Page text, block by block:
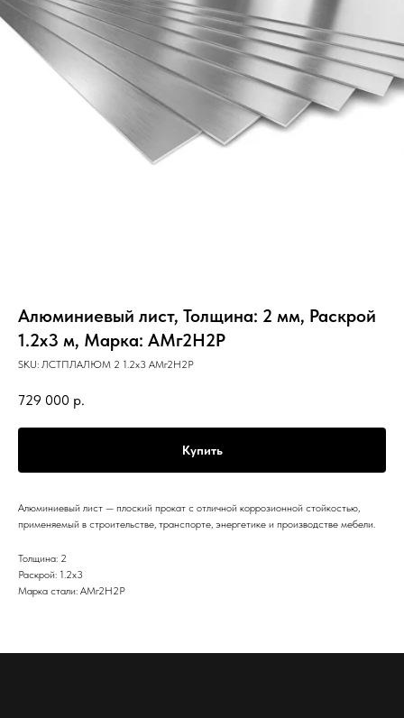
Алюминиевый лист, Толщина: 2 мм, Раскрой
1.2х3 м, Марка: АМг2Н2Р
SKU: ЛСТПЛАЛЮМ 2 1.2х3 АМг2Н2Р
729 000 р.
Купить
Алюминиевый лист — плоский прокат с отличной коррозионной стойкостью,
применяемый в строительстве, транспорте, энергетике и производстве мебели.
Толщина: 2
Раскрой: 1.2х3
Марка стали: АМг2Н2Р